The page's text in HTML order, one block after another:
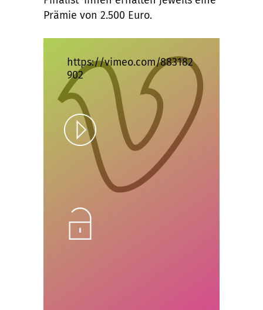
Prämie von 2.500 Euro.
https://vimeo.com/883182
902
Play
Unlock